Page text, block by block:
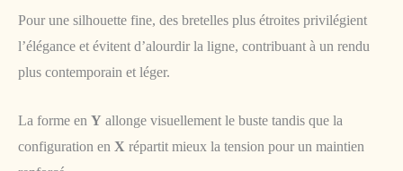
Pour une silhouette fine, des bretelles plus étroites privilégient
l’élégance et évitent d’alourdir la ligne, contribuant à un rendu
plus contemporain et léger.
La forme en Y allonge visuellement le buste tandis que la
configuration en X répartit mieux la tension pour un maintien